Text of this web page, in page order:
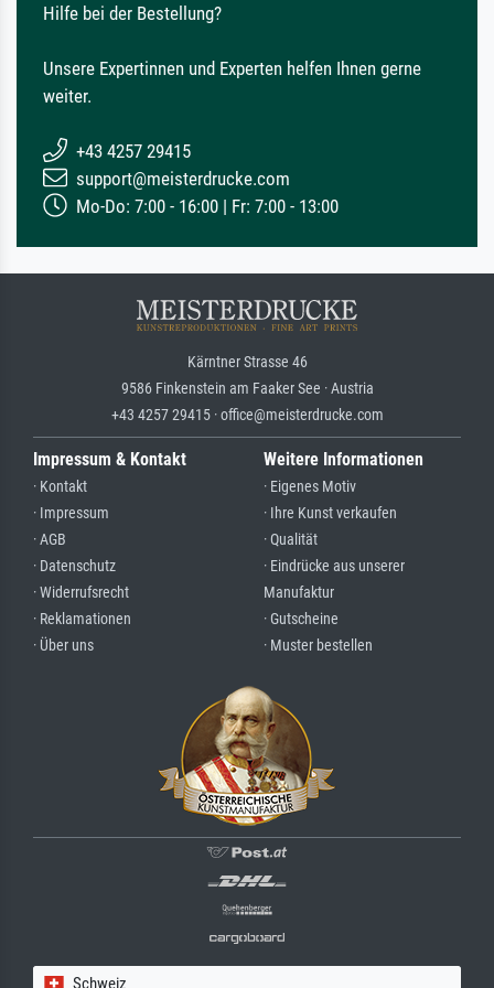
Hilfe bei der Bestellung?
Unsere Expertinnen und Experten helfen Ihnen gerne
weiter.
+43 4257 29415
support@meisterdrucke.com
Mo-Do: 7:00 - 16:00 | Fr: 7:00 - 13:00
Kärntner Strasse 46
9586 Finkenstein am Faaker See · Austria
+43 4257 29415 · office@meisterdrucke.com
Impressum & Kontakt
· Kontakt
· Impressum
· AGB
· Datenschutz
· Widerrufsrecht
· Reklamationen
· Über uns
Weitere Informationen
· Eigenes Motiv
· Ihre Kunst verkaufen
· Qualität
· Eindrücke aus unserer
Manufaktur
· Gutscheine
· Muster bestellen
Schweiz